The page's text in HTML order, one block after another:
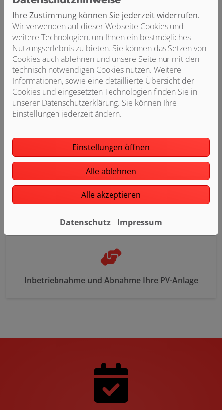
Auswahl der passenden PV-Komponenten
Fachgerechte Montage der PV-Module
Inbetriebnahme und Abnahme Ihre PV-Anlage
Ihre Zustimmung können Sie jederzeit widerrufen.
Wir verwenden auf dieser Webseite Cookies und
weitere Technologien, um Ihnen ein bestmögliches
Nutzungserlebnis zu bieten. Sie können das Setzen von
Cookies auch ablehnen und unsere Seite nur mit den
technisch notwendigen Cookies nutzen. Weitere
Informationen, sowie eine detaillierte Übersicht der
Cookies und eingesetzten Technologien finden Sie in
unserer Datenschutzerklärung. Sie können Ihre
Einstellungen jederzeit ändern.
Einstellungen öffnen
Alle ablehnen
Alle akzeptieren
Datenschutz Impressum